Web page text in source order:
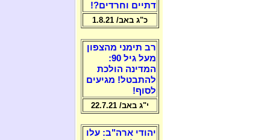
דתיים וחרדים?!
כ"ג באב/ 1.8.21
רב תימני מהצפון
מעל גיל 90:
המדינה הולכת
להתבטל! מגיעים
לסוף!
י"ג באב/ 22.7.21
יהודי ארה"ב: עלו